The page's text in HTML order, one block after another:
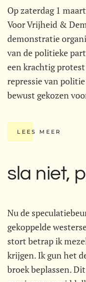
Op zaterdag 1
Voor Vrijheid &
demonstratie
van de politieke
een krachtig
repressie van
bewust gekozen
LEES MEER
sla niet,
Nu de
gekoppelde
stort betrap ik
krijgen. Ik gun het
broek beplassen.